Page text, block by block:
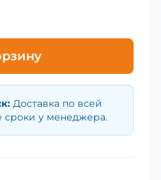
: Доставка по всей
сроки у менеджера.